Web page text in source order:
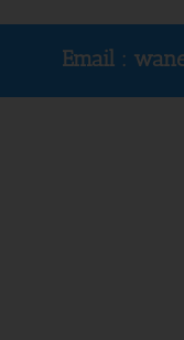
Email :